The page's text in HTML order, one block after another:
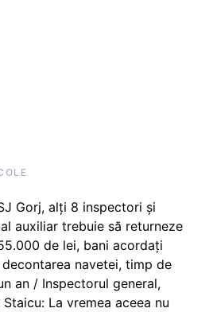
Gorj, alți 8 inspectori și
auxiliar trebuie să returneze
de lei, bani acordați
navetei, timp de
an / Inspectorul general,
Staicu: La vremea aceea nu